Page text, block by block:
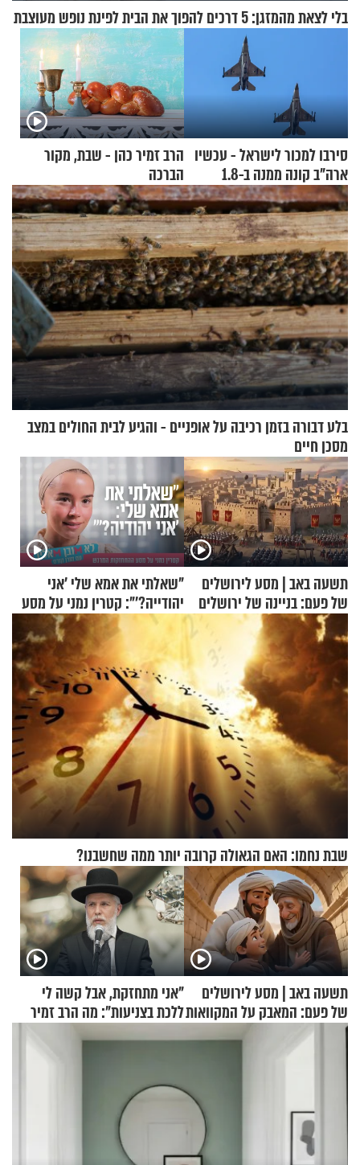
בלי לצאת מהמזגן: 5 דרכים להפוך את הבית לפינת נופש מעוצבת
סירבו למכור לישראל - עכשיו
ארה"ב קונה ממנה ב-1.8
מיליארד דולר
הרב זמיר כהן - שבת, מקור
הברכה
בלע דבורה בזמן רכיבה על אופניים - והגיע לבית החולים במצב
מסכן חיים
תשעה באב | מסע לירושלים
של פעם: בניינה של ירושלים
"שאלתי את אמא שלי 'אני
יהודייה?'": קטרין נמני על מסע
ההתחזקות המרגש
שבת נחמו: האם הגאולה קרובה יותר ממה שחשבנו?
תשעה באב | מסע לירושלים
של פעם: המאבק על המקוואות
"אני מתחזקת, אבל קשה לי
ללכת בצניעות": מה הרב זמיר
כהן המליץ לה לעשות?